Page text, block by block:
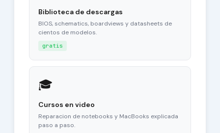
Biblioteca de descargas
BIOS, schematics, boardviews y datasheets de
cientos de modelos.
gratis
🎓
Cursos en video
Reparacion de notebooks y MacBooks explicada
paso a paso.